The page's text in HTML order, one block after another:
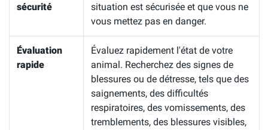
sécurité
situation est sécurisée et que vous ne
vous mettez pas en danger.
Évaluation
rapide
Évaluez rapidement l'état de votre
animal. Recherchez des signes de
blessures ou de détresse, tels que des
saignements, des difficultés
respiratoires, des vomissements, des
tremblements, des blessures visibles,